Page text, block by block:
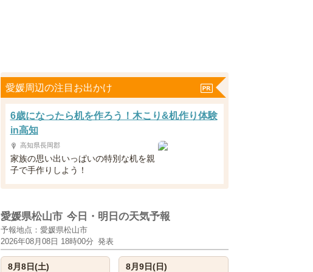
愛媛周辺の注目お出かけ
6歳になったら机を作ろう！木こり&机作り体験
in高知
高知県長岡郡
家族の思い出いっぱいの特別な机を親
子で手作りしよう！
愛媛県松山市 今日・明日の天気予報
予報地点：愛媛県松山市
2026年08月08日 18時00分 発表
8月8日(土) 8月9日(日)